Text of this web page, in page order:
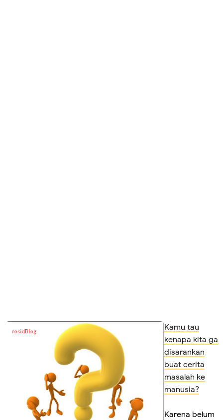
Kamu tau
kenapa kita ga
disarankan
buat cerita
masalah ke
manusia?
Karena belum